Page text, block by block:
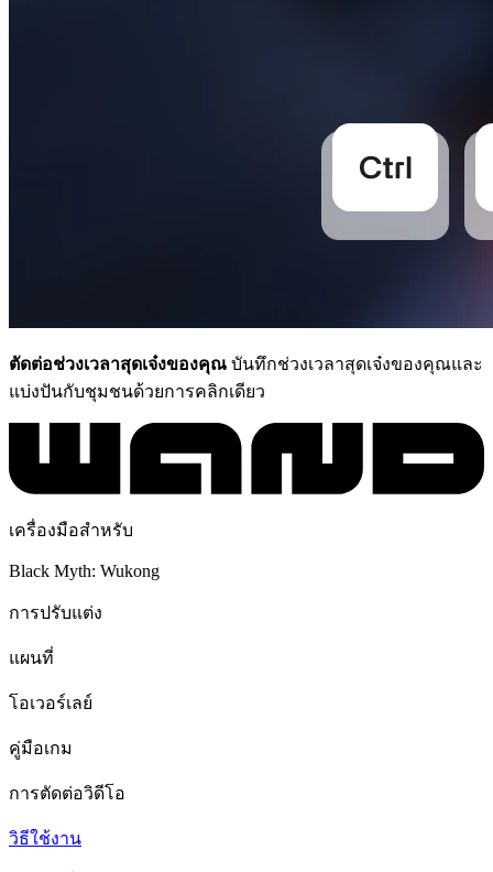
ตัดต่อช่วงเวลาสุดเจ๋งของคุณ บันทึกช่วงเวลาสุดเจ๋งของคุณและ
แบ่งปันกับชุมชนด้วยการคลิกเดียว
เครื่องมือสำหรับ
Black Myth: Wukong
การปรับแต่ง
แผนที่
โอเวอร์เลย์
คู่มือเกม
การตัดต่อวิดีโอ
วิธีใช้งาน